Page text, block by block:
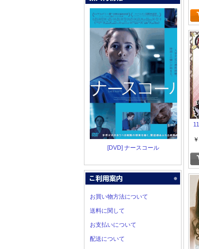
[DVD] ナースコール
お買い物方法について
送料に関して
お支払いについて
配送について